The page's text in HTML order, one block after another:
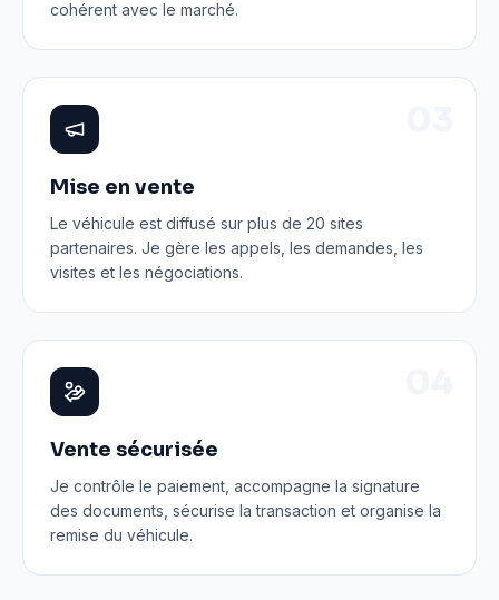
cohérent avec le marché.
Mise en vente
Le véhicule est diffusé sur plus de 20 sites
partenaires. Je gère les appels, les demandes, les
visites et les négociations.
Vente sécurisée
Je contrôle le paiement, accompagne la signature
des documents, sécurise la transaction et organise la
remise du véhicule.